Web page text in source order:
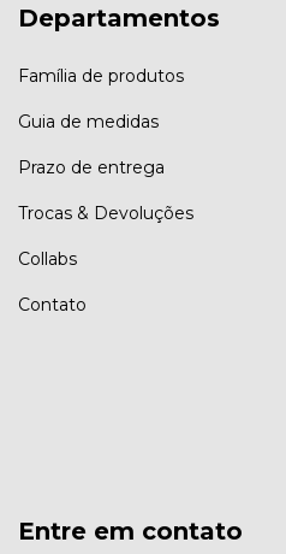
Departamentos
Família de produtos
Guia de medidas
Prazo de entrega
Trocas & Devoluções
Collabs
Contato
Entre em contato